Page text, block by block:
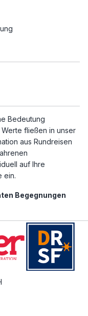
Bedeutung
fließen in unser
aus Rundreisen
auf Ihre
ein.
Begegnungen